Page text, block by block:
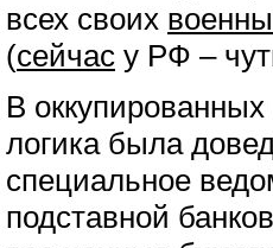
всех своих
(сейчас у РФ –
В
логика была
специальное
подставной